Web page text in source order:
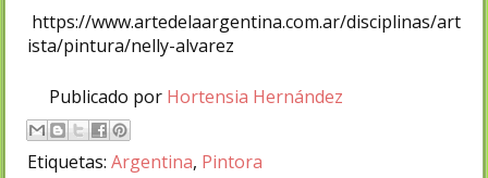
https://www.artedelaargentina.com.ar/disciplinas/art
ista/pintura/nelly-alvarez
Publicado por Hortensia Hernández
Etiquetas: Argentina, Pintora